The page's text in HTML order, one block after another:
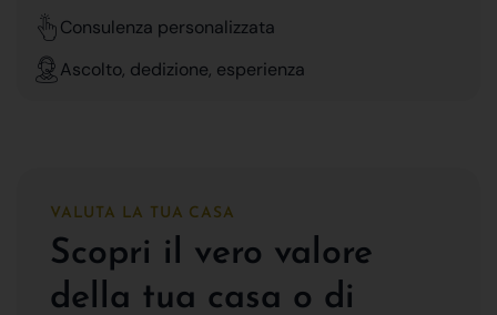
Consulenza personalizzata
Ascolto, dedizione, esperienza
VALUTA LA TUA CASA
Scopri il vero valore
della tua casa o di